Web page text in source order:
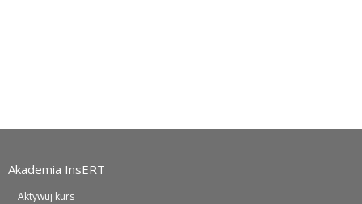
Akademia InsERT
Aktywuj kurs